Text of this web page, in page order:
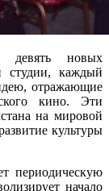
девять новых
студии, каждый
отражающие
кино. Эти
на мировой
культуры
периодическую
начало